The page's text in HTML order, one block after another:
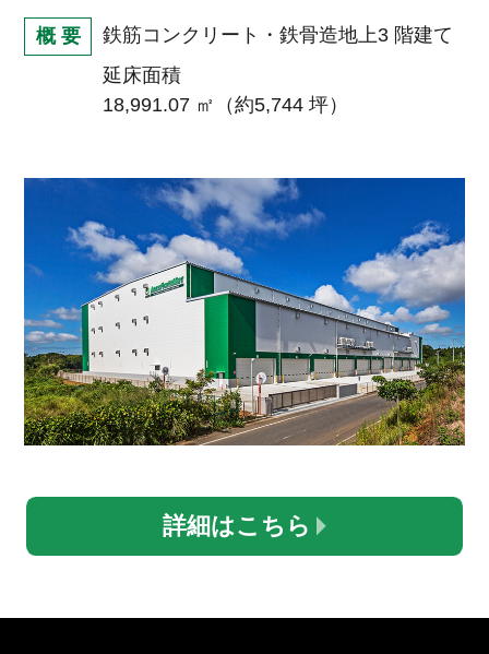
概 要
鉄筋コンクリート・鉄骨造地上3 階建て
延床面積
18,991.07 ㎡（約5,744 坪）
詳細はこちら